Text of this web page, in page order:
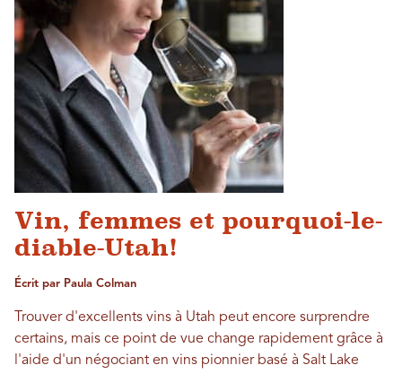
Vin, femmes et pourquoi-le-
diable-Utah!
Écrit par Paula Colman
Trouver d'excellents vins à Utah peut encore surprendre
certains, mais ce point de vue change rapidement grâce à
l'aide d'un négociant en vins pionnier basé à Salt Lake